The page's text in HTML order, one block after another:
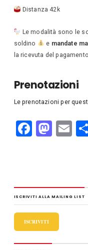
Distanza 42k
Le modalità sono le
soldino
e mandate
la ricevuta del pagamento.
Prenotazioni
Le prenotazioni per
F
b
o
o
k
M
d
o
n
E
ISCRIVITI ALLA MAILING LIST
ISCRIVITI